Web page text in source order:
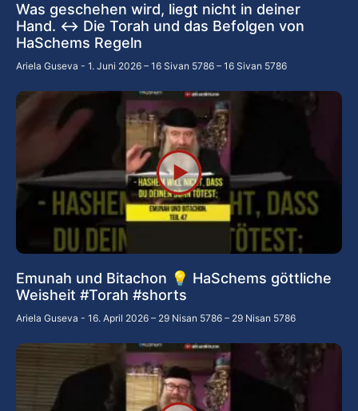
Was geschehen wird, liegt nicht in deiner
Hand. ↔️ Die Torah und das Befolgen von
HaSchems Regeln
Ariela Guseva 1. Juni 2026 – 16 Sivan 5786 – 16 Sivan 5786
Emunah und Bitachon 💡 HaSchems göttliche
Weisheit #Torah #shorts
Ariela Guseva 16. April 2026 – 29 Nisan 5786 – 29 Nisan 5786